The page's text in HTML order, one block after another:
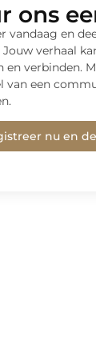
ons
vandaag en
verhaal
en verbinden.
van een
nu en